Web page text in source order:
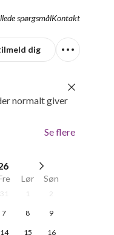
spørgsmålKontakt
dig
normalt giver
Se flere
Lør Søn
31 1 2
7 8 9
14 15 16